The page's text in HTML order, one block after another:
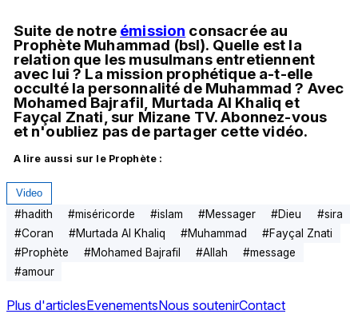
Suite de notre émission consacrée au
Prophète Muhammad (bsl). Quelle est la
relation que les musulmans entretiennent
avec lui ? La mission prophétique a-t-elle
occulté la personnalité de Muhammad ? Avec
Mohamed Bajrafil, Murtada Al Khaliq et
Fayçal Znati, sur Mizane TV. Abonnez-vous
et n'oubliez pas de partager cette vidéo.
A lire aussi sur le Prophète :
Video
#hadith #miséricorde #islam #Messager #Dieu #sira
#Coran #Murtada Al Khaliq #Muhammad #Fayçal Znati
#Prophète #Mohamed Bajrafil #Allah #message
#amour
Plus d'articlesEvenementsNous soutenirContact